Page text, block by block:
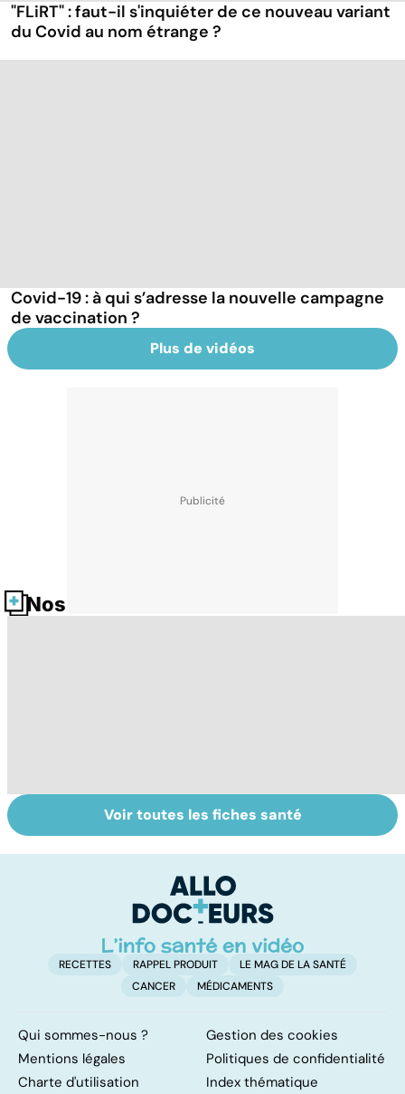
"FLiRT" : faut-il s'inquiéter de ce nouveau variant
du Covid au nom étrange ?
Covid-19 : à qui s’adresse la nouvelle campagne
de vaccination ?
Plus de vidéos
Nos fiches santé
Tout savoir sur
les infections
Inflammation des
amygdales : que
d'angine ?
Voir toutes les fiches santé
RECETTES RAPPEL PRODUIT
LE MAG DE LA SANTÉ
CANCER
MÉDICAMENTS
Qui sommes-nous ?
Gestion des cookies
Mentions légales
Politiques de confidentialité
Charte d'utilisation
Index thématique